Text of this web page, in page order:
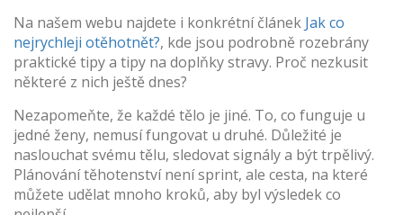
Na našem webu najdete i konkrétní článek Jak co
nejrychleji otěhotnět?, kde jsou podrobně rozebrány
praktické tipy a tipy na doplňky stravy. Proč nezkusit
některé z nich ještě dnes?
Nezapomeňte, že každé tělo je jiné. To, co funguje u
jedné ženy, nemusí fungovat u druhé. Důležité je
naslouchat svému tělu, sledovat signály a být trpělivý.
Plánování těhotenství není sprint, ale cesta, na které
můžete udělat mnoho kroků, aby byl výsledek co